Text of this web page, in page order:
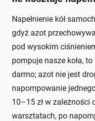
Napełnienie kół
gdyż azot
pod wysokim
pompuje nasze koła,
darmo; azot nie jest
napompowanie
10–15 zł w zależności
warsztatach, po